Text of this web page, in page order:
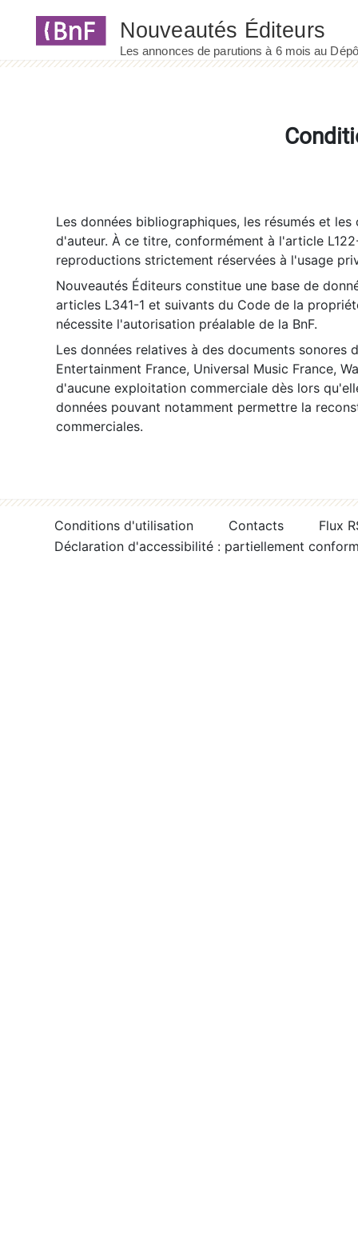
Les données bibliographiques, les résumés et
d'auteur. À ce titre, conformément à l'article
reproductions strictement réservées à l'usage
Nouveautés Éditeurs constitue une base de
articles L341-1 et suivants du Code de la
nécessite l'autorisation préalable de la BnF.
Les données relatives à des documents sonores
Entertainment France, Universal Music France,
d'aucune exploitation commerciale dès lors
données pouvant notamment permettre la
commerciales.
Conditions d'utilisation Contacts
Flux
Déclaration d'accessibilité : partiellement